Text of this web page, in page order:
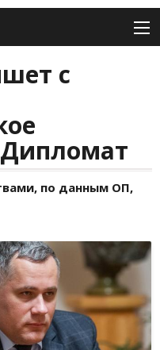
с
по данным ОП,